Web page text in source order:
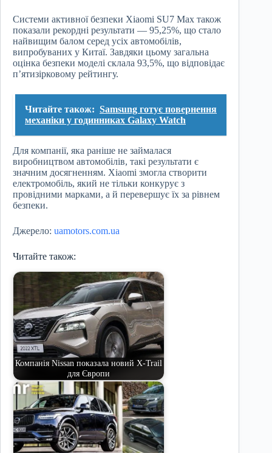
Системи активної безпеки Xiaomi SU7 Max також
показали рекордні результати — 95,25%, що стало
найвищим балом серед усіх автомобілів,
випробуваних у Китаї. Завдяки цьому загальна
оцінка безпеки моделі склала 93,5%, що відповідає
п’ятизірковому рейтингу.
Читайте також: Samsung готує повернення
механіки у годинниках Galaxy Watch
Для компанії, яка раніше не займалася
виробництвом автомобілів, такі результати є
значним досягненням. Xiaomi змогла створити
електромобіль, який не тільки конкурує з
провідними марками, а й перевершує їх за рівнем
безпеки.
Джерело: uamotors.com.ua
Читайте також:
Компанія Nissan показала новий X-Trail
для Європи